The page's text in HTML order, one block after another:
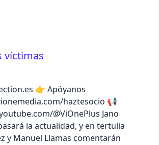
night
coffee
víctimas
haztesocio 📢
@ViOnePlus Jano
la actualidad, y en tertulia
y Manuel Llamas comentarán